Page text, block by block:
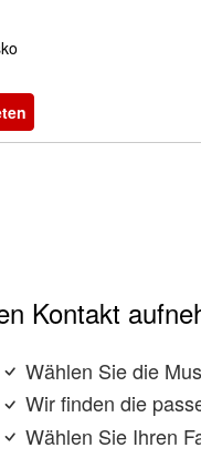
Kontakt
Wählen Sie die
Wir finden die
Wählen Sie Ihren